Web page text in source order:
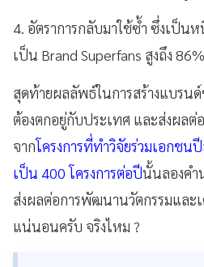
4. อัตราการกลับมาใช้ซ้ำ ซึ่งเป็น
เป็น Brand Superfans สูงถึง 86%
สุดท้ายผลลัพธ์ในการสร้างแบรน
ต้องตกอยู่กับประเทศ และส่งผลต่
จากโครงการที่ทำวิจัยร่วมเอกชน
เป็น 400 โครงการต่อปีนั้นลองคำ
ส่งผลต่อการพัฒนานวัตกรรมและ
แน่นอนครับ จริงไหม ?